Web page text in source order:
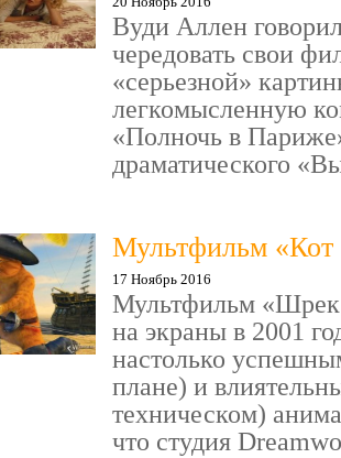
Вуди Аллен
чередовать свои
«серьезной»
легкомысленную
«Полночь в
драматического
Мультфильм «Кот
17 Ноябрь 2016
Мультфильм
на экраны в 2001
настолько
плане) и
техническом)
что студия